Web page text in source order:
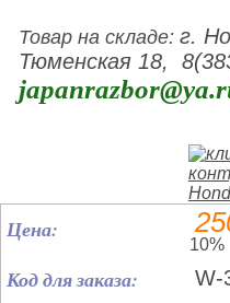
Товар на складе:г.
Тюменская 18,
Цена:
10%
Код для заказа: W-